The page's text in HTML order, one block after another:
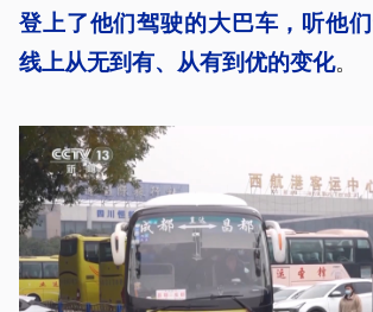
登上了他们驾驶的大巴车，听他
线上从无到有、从有到优的变化。